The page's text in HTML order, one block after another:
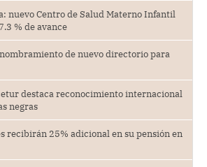
nuevo Centro de Salud Materno Infantil
% de avance
de nuevo directorio para
destaca reconocimiento internacional
negras
recibirán 25% adicional en su pensión en